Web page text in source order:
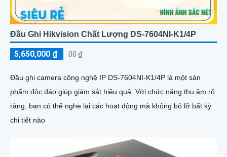
Đầu Ghi Hikvision Chất Lượng DS-7604NI-K1/4P
5,650,000 ₫ 00 ₫
Đầu ghi camera công nghệ IP DS-7604NI-K1/4P là một sản
phẩm độc đáo giúp giám sát hiệu quả. Với chức năng thu âm rõ
ràng, bạn có thể nghe lại các hoạt động mà không bỏ lỡ bất kỳ
chi tiết nào